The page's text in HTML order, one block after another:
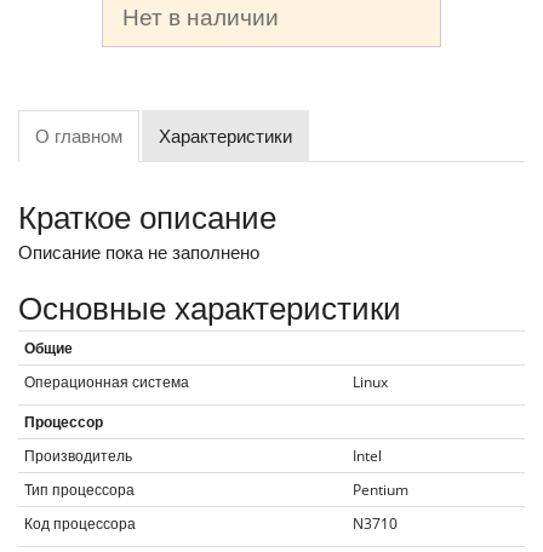
Нет в наличии
О главном Характеристики
Краткое описание
Описание пока не заполнено
Основные характеристики
Общие
Операционная система
Linux
Процессор
Производитель
Intel
Тип процессора
Pentium
Код процессора
N3710